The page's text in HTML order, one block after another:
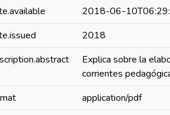
2018-06-
2018
Explica sobre la
corrientes
application/pdf